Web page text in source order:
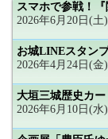
スマホで参戦！『
2026年6月20日(
お城LINEスタン
2026年4月24日(
大垣三城歴史カ
2026年6月10日(